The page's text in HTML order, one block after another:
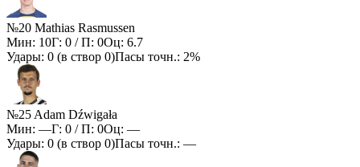
№20 Mathias Rasmussen
Мин: 10Г: 0 / П: 0Оц: 6.7
Удары: 0 (в створ 0)Пасы точн.: 2%
№25 Adam Dźwigała
Мин: —Г: 0 / П: 0Оц: —
Удары: 0 (в створ 0)Пасы точн.: —